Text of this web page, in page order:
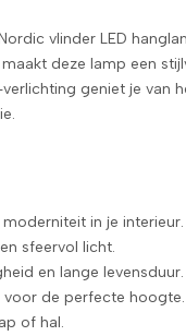
vlinder LED
deze lamp een
geniet je van
in je interieur.
sfeervol licht.
en lange levensduur.
voor de perfecte hoogte.
of hal.